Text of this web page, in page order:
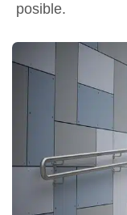
posible.